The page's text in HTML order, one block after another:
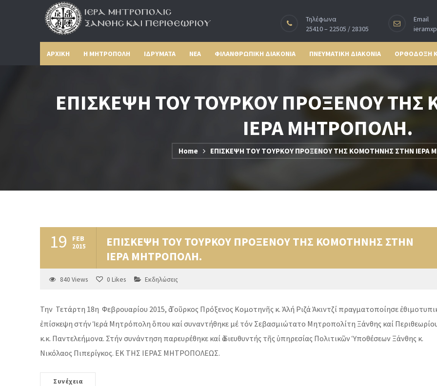
Τηλέφωνα
25410 – 22505 / 28305
Email
ΑΡΧΙΚΗ Η ΜΗΤΡΟΠΟΛΗ ΙΔΡΥΜΑΤΑ ΝΕΑ ΦΙΛΑΝΘΡΩΠΙΚΗ ΔΙΑΚΟΝΙΑ ΠΝΕΥΜΑΤΙΚΗ ΔΙΑΚΟΝΙΑ ΟΡΘΟΔΟΞΗ
ΕΠΙΣΚΕΨΗ ΤΟΥ ΤΟΥΡΚΟΥ ΠΡΟΞΕΝΟΥ
ΙΕΡΑ ΜΗΤΡΟΠΟΛΗ.
Home ΕΠΙΣΚΕΨΗ ΤΟΥ ΤΟΥΡΚΟΥ ΠΡΟΞΕΝΟΥ ΤΗΣ ΚΟΜΟΤΗΝΗΣ ΣΤΗΝ ΙΕΡΑ
19 FEB
2015
ΕΠΙΣΚΕΨΗ ΤΟΥ ΤΟΥΡΚΟΥ ΠΡΟΞΕΝΟΥ ΤΗΣ ΚΟΜΟΤΗΝΗΣ ΣΤΗΝ
ΙΕΡΑ ΜΗΤΡΟΠΟΛΗ.
840 Views 0 Likes Εκδηλώσεις
Την Τετάρτη 18η Φεβρουαρίου 2015, ὁ Τοῦρκος Πρόξενος Κομοτηνῆς κ. Ἀλή Ριζά Ἀκιντζί πραγματοποίησε
ἐπίσκεψη στήν Ἱερά Μητρόπολη ὅπου καί συναντήθηκε μέ τόν Σεβασμιώτατο Μητροπολίτη Ξάνθης καί
κ.κ. Παντελεήμονα. Στήν συνάντηση παρευρέθηκε καί ὁ διευθυντής τῆς ὑπηρεσίας Πολιτικῶν Ὑποθέσεων Ξάνθης κ.
Νικόλαος Πιπερίγκος. ΕΚ ΤΗΣ ΙΕΡΑΣ ΜΗΤΡΟΠΟΛΕΩΣ.
Συνέχεια